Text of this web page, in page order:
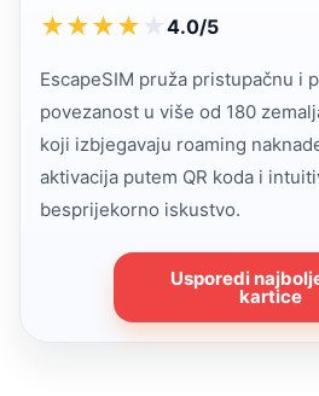
★★★★ ★4.0/5
EscapeSIM pruža pristupačnu i
povezanost u više od 180
koji izbjegavaju roaming
aktivacija putem QR koda i
besprijekorno iskustvo.
Usporedi
kartice